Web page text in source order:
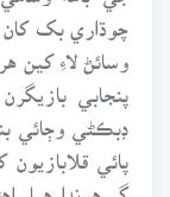
چوڌاري بک کان
وسائڻ لاءِ کين
پنجابي
ڊبڪڻي وڄائي
پائي
گر هوندا هيا.